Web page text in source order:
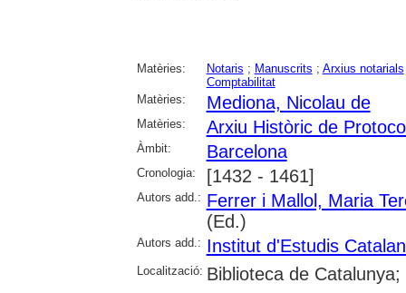
Matèries: Notaris ; Manuscrits ; Arxius notarials
Comptabilitat
Matèries:
Mediona, Nicolau de
Matèries: Arxiu Històric de
Àmbit: Barcelona
Cronologia: [1432 - 1461]
Autors add.: Ferrer i Mallol, Maria
(Ed.)
Autors add.: Institut d'Estudis
Localització: Biblioteca de